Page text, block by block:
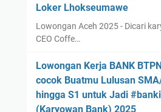
Loker Lhokseumawe
Lowongan Aceh 2025 - Dicari
CEO Coffe…
Lowongan Kerja BANK
cocok Buatmu Lulusan
hingga S1 untuk Jadi
(Karyowan Bank) 2025